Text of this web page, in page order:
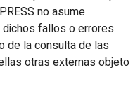
no asume
fallos o errores
de la consulta de las
otras externas objeto